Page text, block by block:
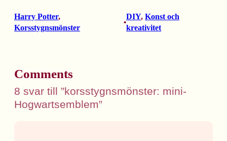
Harry Potter
Korsstygnsmönster
•
DIY, Konst och
kreativitet
Comments
8 svar till ”korsstygnsmönster: mini-
Hogwartsemblem”